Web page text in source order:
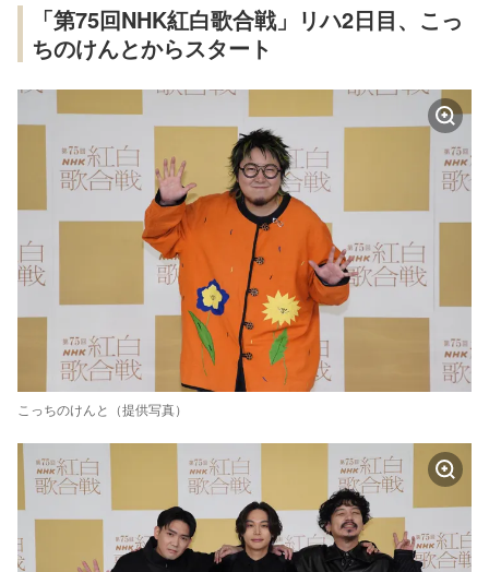
「第75回NHK紅白歌合戦」リハ2日目、こっ
ちのけんとからスタート
こっちのけんと（提供写真）